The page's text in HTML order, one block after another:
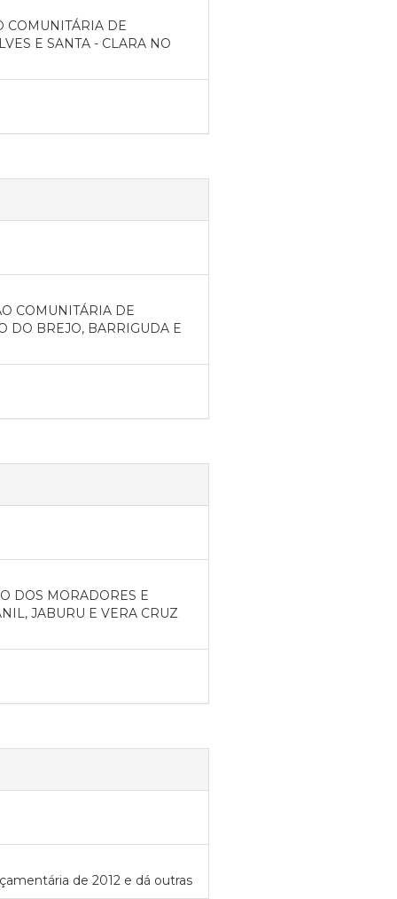
COMUNITÁRIA DE
E SANTA - CLARA NO
COMUNITÁRIA DE
DO BREJO, BARRIGUDA E
DOS MORADORES E
JABURU E VERA CRUZ
de 2012 e dá outras